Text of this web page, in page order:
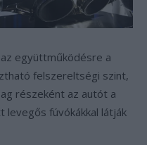
együttműködésre a
felszereltségi szint,
részeként az autót a
fúvókákkal látják